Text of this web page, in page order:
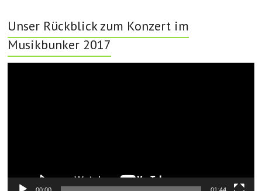
Unser Rückblick zum Konzert im
Musikbunker 2017